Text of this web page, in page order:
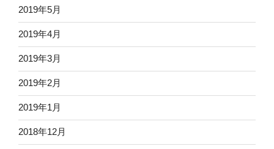
2019年5月
2019年4月
2019年3月
2019年2月
2019年1月
2018年12月